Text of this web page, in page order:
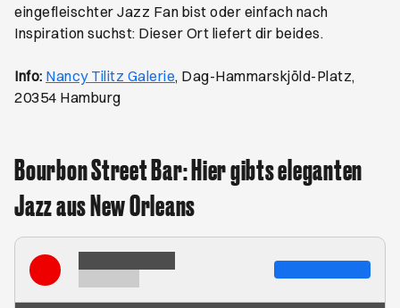
eingefleischter Jazz Fan bist oder einfach nach
Inspiration suchst: Dieser Ort liefert dir beides.
Info: Nancy Tilitz GalerieÖffnet ein neues Browser-Tab
, Dag-Hammarskjöld-Platz,
20354 Hamburg
Bourbon Street Bar: Hier gibts eleganten
Jazz aus New Orleans